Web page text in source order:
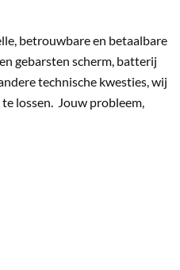
betrouwbare en betaalbare
gebarsten scherm, batterij
technische kwesties, wij
lossen. Jouw probleem,